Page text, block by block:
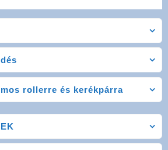
rollerre és kerékpárra